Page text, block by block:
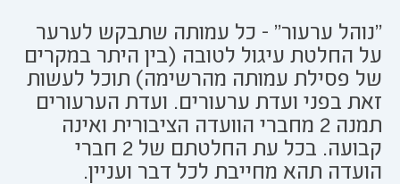
"נוהל ערעור" - כל עמותה שתבקש לערער
על החלטת עיגול לטובה (בין היתר במקרים
של פסילת עמותה מהרשימה) תוכל לעשות
זאת בפני ועדת ערעורים. ועדת הערעורים
תמנה 2 מחברי הוועדה הציבורית ואינה
קבועה. בכל עת החלטתם של 2 חברי
הועדה תהא מחייבת לכל דבר ועניין.